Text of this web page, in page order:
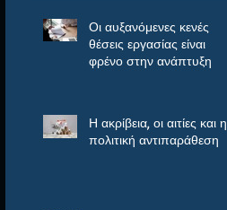
Οι αυξανόμενες κενές
θέσεις εργασίας είναι
φρένο στην ανάπτυξη
Η ακρίβεια, οι αιτίες και η
πολιτική αντιπαράθεση